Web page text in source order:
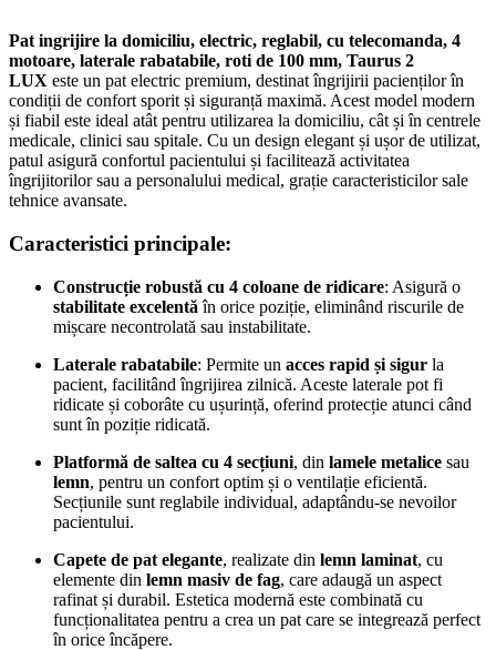
Pat ingrijire la domiciliu, electric, reglabil, cu telecomanda, 4
motoare, laterale rabatabile, roti de 100 mm, Taurus 2
LUX este un pat electric premium, destinat îngrijirii pacienților în
condiții de confort sporit și siguranță maximă. Acest model modern
și fiabil este ideal atât pentru utilizarea la domiciliu, cât și în centrele
medicale, clinici sau spitale. Cu un design elegant și ușor de utilizat,
patul asigură confortul pacientului și facilitează activitatea
îngrijitorilor sau a personalului medical, grație caracteristicilor sale
tehnice avansate.
Caracteristici principale:
Construcție robustă cu 4 coloane de ridicare: Asigură o
stabilitate excelentă în orice poziție, eliminând riscurile de
mișcare necontrolată sau instabilitate.
Laterale rabatabile: Permite un acces rapid și sigur la
pacient, facilitând îngrijirea zilnică. Aceste laterale pot fi
ridicate și coborâte cu ușurință, oferind protecție atunci când
sunt în poziție ridicată.
Platformă de saltea cu 4 secțiuni, din lamele metalice sau
lemn, pentru un confort optim și o ventilație eficientă.
Secțiunile sunt reglabile individual, adaptându-se nevoilor
pacientului.
Capete de pat elegante, realizate din lemn laminat, cu
elemente din lemn masiv de fag, care adaugă un aspect
rafinat și durabil. Estetica modernă este combinată cu
funcționalitatea pentru a crea un pat care se integrează perfect
în orice încăpere.